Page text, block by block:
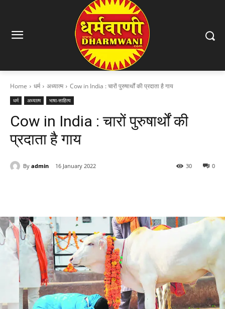
Home धर्म अध्यात्म Cow in India : चारों पुरुषार्थों की प्रदाता है गाय
धर्म अध्यात्म भाषा-साहित्य
Cow in India : चारों पुरुषार्थों की
प्रदाता है गाय
By admin 16 January 2022 0
30